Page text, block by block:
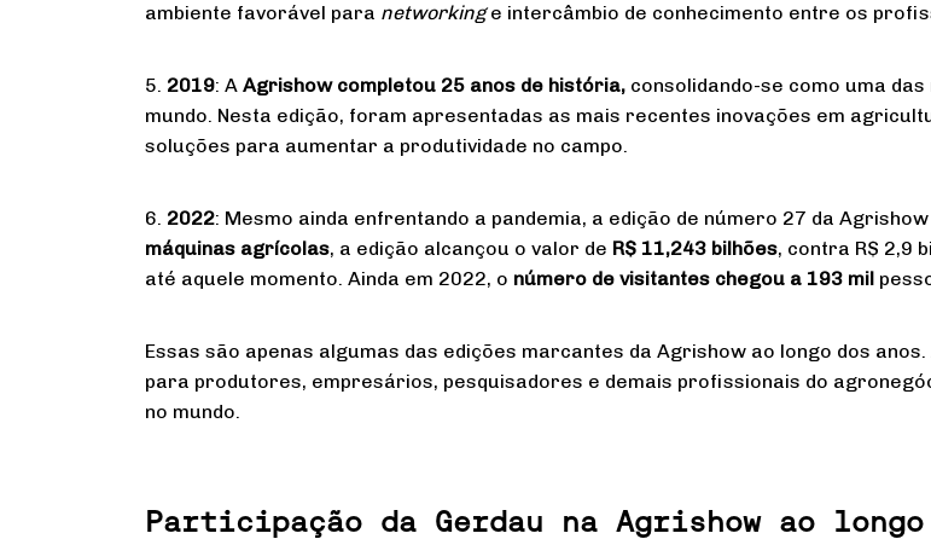
ambiente favorável para networkinge intercâmbio de conhecimento entre os
5. 2019: A Agrishow completou 25 anos de história, consolidando-se como uma
mundo. Nesta edição, foram apresentadas as mais recentes inovações em
soluções para aumentar a produtividade no campo.
6. 2022: Mesmo ainda enfrentando a pandemia, a edição de número 27 da
máquinas agrícolas, a edição alcançou o valor de R$ 11,243 bilhões, contra R$ 2,9
até aquele momento. Ainda em 2022, o número de visitantes chegou a 193 mil
Essas são apenas algumas das edições marcantes da Agrishow ao longo dos
para produtores, empresários, pesquisadores e demais profissionais do
no mundo.
Participação da Gerdau na Agrishow ao